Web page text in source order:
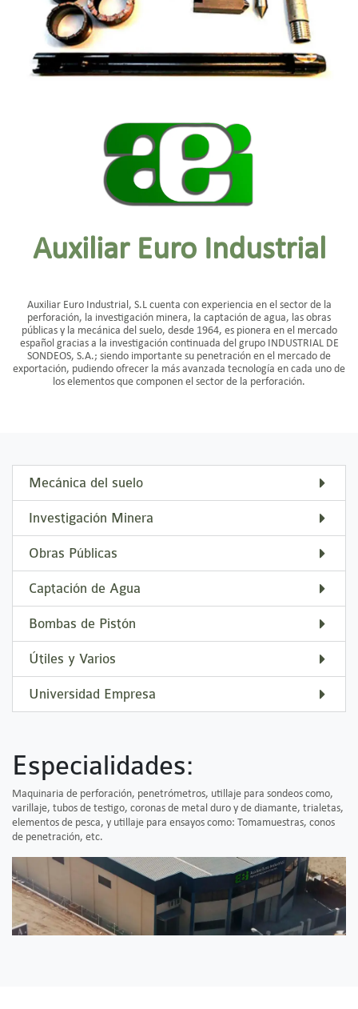
Auxiliar Euro Industrial
Auxiliar Euro Industrial, S.L cuenta con experiencia en el sector de la
perforación, la investigación minera, la captación de agua, las obras
públicas y la mecánica del suelo, desde 1964, es pionera en el mercado
español gracias a la investigación continuada del grupo INDUSTRIAL DE
SONDEOS, S.A.; siendo importante su penetración en el mercado de
exportación, pudiendo ofrecer la más avanzada tecnología en cada uno de
los elementos que componen el sector de la perforación.
Mecánica del suelo
Investigación Minera
Obras Públicas
Captación de Agua
Bombas de Pistón
Útiles y Varios
Universidad Empresa
Especialidades:
Maquinaria de perforación, penetrómetros, utillaje para sondeos como,
varillaje, tubos de testigo, coronas de metal duro y de diamante, trialetas,
elementos de pesca, y utillaje para ensayos como: Tomamuestras, conos
de penetración, etc.